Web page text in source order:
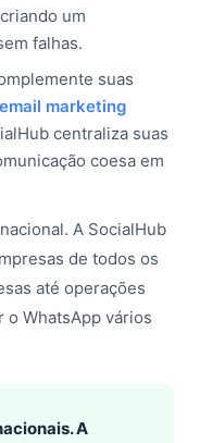
um
falhas.
suas
email marketing
centraliza suas
coesa em
A SocialHub
de todos os
até operações
o WhatsApp vários
A